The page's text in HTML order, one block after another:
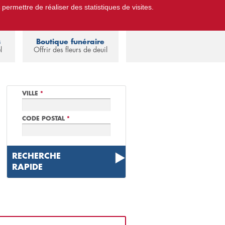
Funèbres. Espace familles
Boutique funéraire
Offrir des fleurs de deuil
VILLE *
CODE POSTAL *
RECHERCHE
RAPIDE
de réaliser des statistiques de visites.